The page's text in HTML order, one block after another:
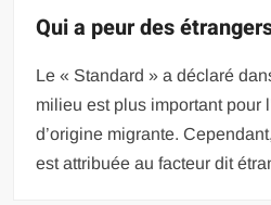
Qui a peur des
Le « Standard » a déclaré
milieu est plus important pour
d’origine migrante.
est attribuée au facteur dit